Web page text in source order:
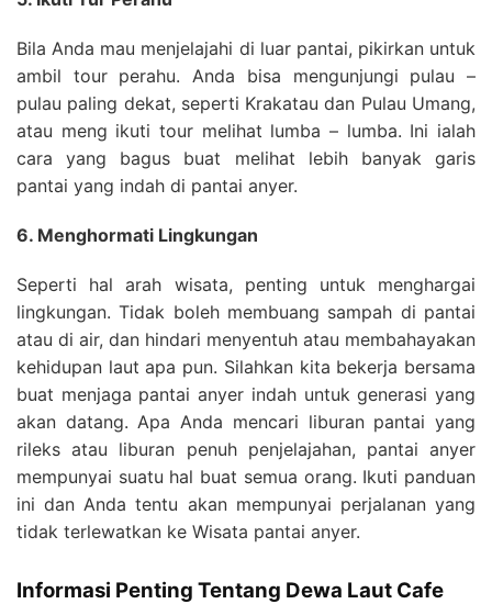
Bila Anda mau menjelajahi di luar pantai, pikirkan untuk
ambil tour perahu. Anda bisa mengunjungi pulau –
pulau paling dekat, seperti Krakatau dan Pulau Umang,
atau meng ikuti tour melihat lumba – lumba. Ini ialah
cara yang bagus buat melihat lebih banyak garis
pantai yang indah di pantai anyer.
6. Menghormati Lingkungan
Seperti hal arah wisata, penting untuk menghargai
lingkungan. Tidak boleh membuang sampah di pantai
atau di air, dan hindari menyentuh atau membahayakan
kehidupan laut apa pun. Silahkan kita bekerja bersama
buat menjaga pantai anyer indah untuk generasi yang
akan datang. Apa Anda mencari liburan pantai yang
rileks atau liburan penuh penjelajahan, pantai anyer
mempunyai suatu hal buat semua orang. Ikuti panduan
ini dan Anda tentu akan mempunyai perjalanan yang
tidak terlewatkan ke Wisata pantai anyer.
Informasi Penting Tentang Dewa Laut Cafe